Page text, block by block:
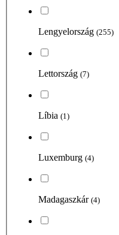
Lengyelország (255)
Lettország (7)
Líbia (1)
Luxemburg (4)
Madagaszkár (4)